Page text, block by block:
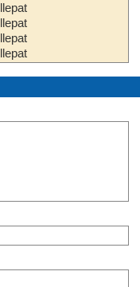
llepat
llepat
llepat
llepat